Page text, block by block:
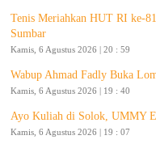
Tenis Meriahkan HUT RI ke-
Sumbar
Kamis, 6 Agustus 2026 | 20 : 59
Wabup Ahmad Fadly Buka
Kamis, 6 Agustus 2026 | 19 : 40
Ayo Kuliah di Solok, UMMY
Kamis, 6 Agustus 2026 | 19 : 07